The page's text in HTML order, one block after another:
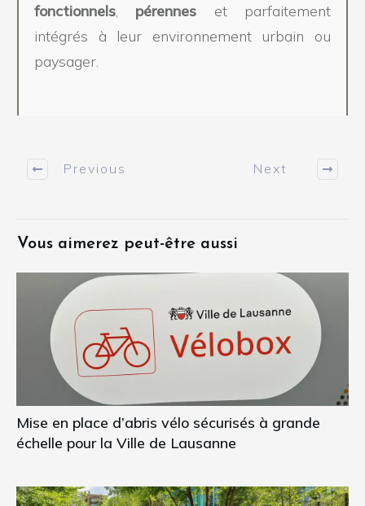
fonctionnels, pérennes et parfaitement
intégrés à leur environnement urbain ou
paysager.
Previous Next
Vous aimerez peut-être aussi
Mise en place d’abris vélo sécurisés à grande
échelle pour la Ville de Lausanne